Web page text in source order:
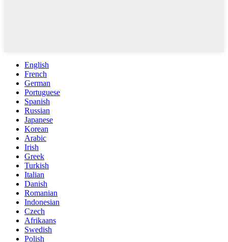
English
French
German
Portuguese
Spanish
Russian
Japanese
Korean
Arabic
Irish
Greek
Turkish
Italian
Danish
Romanian
Indonesian
Czech
Afrikaans
Swedish
Polish